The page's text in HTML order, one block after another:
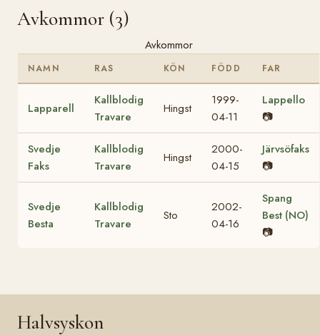
Avkommor (3)
Avkommor
NAMN RAS KÖN FÖDD FAR
Lapparell
Kallblodig
Travare
Hingst
1999-
04-11
Lappello
📷
Svedje
Faks
Kallblodig
Travare
Hingst
2000-
04-15
Järvsöfaks
📷
Svedje
Besta
Kallblodig
Travare
Sto
2002-
04-16
Spang
Best (NO)
📷
Halvsyskon